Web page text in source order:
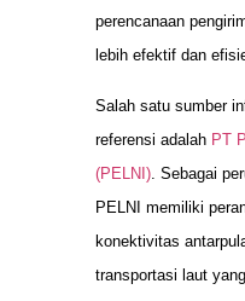
perencanaan
lebih efektif dan
Salah satu sumber
referensi adalah PT
(PELNI) . Sebagai
PELNI memiliki
konektivitas
transportasi laut